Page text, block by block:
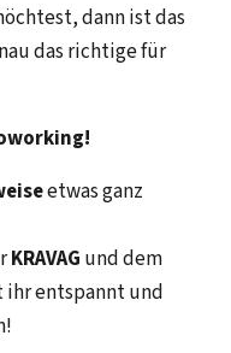
dann ist das
das richtige für
etwas ganz
KRAVAG und dem
ihr entspannt und